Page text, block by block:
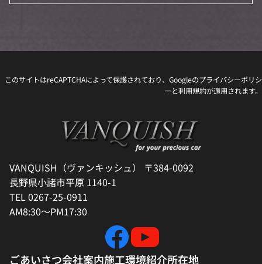
このサイトはreCAPTCHAによって保護されており、Googleのプライバシーポリシ
ーと利用規約が適用されます。
VANQUISH（ヴァンキッシュ） 〒384-0092
長野県小諸市平原 1140-1
TEL 0267-25-0911
AM8:30～PM17:30
ごあいさつ会社案内施工環境紹介所在地